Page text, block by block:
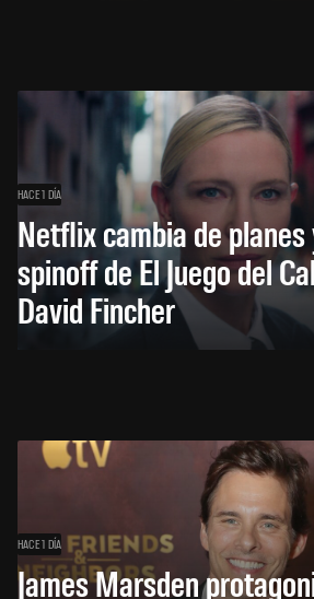
HACE 1 DÍA
Netflix cambia de
spinoff de El Juego del
David Fincher
HACE 1 DÍA
James Marsden